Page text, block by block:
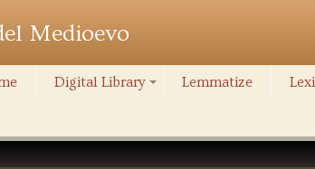
Medioevo
Digital Library Lemmatize